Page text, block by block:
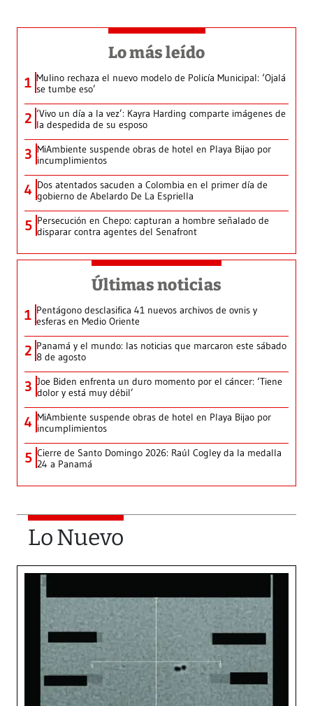
Lo más leído
1 Mulino rechaza el nuevo modelo de Policía Municipal: ‘Ojalá
se tumbe eso’
2 ‘Vivo un día a la vez’: Kayra Harding comparte imágenes de
la despedida de su esposo
3 MiAmbiente suspende obras de hotel en Playa Bijao por
incumplimientos
4 Dos atentados sacuden a Colombia en el primer día de
gobierno de Abelardo De La Espriella
5 Persecución en Chepo: capturan a hombre señalado de
disparar contra agentes del Senafront
Últimas noticias
1 Pentágono desclasifica 41 nuevos archivos de ovnis y
esferas en Medio Oriente
2 Panamá y el mundo: las noticias que marcaron este sábado
8 de agosto
3 Joe Biden enfrenta un duro momento por el cáncer: ‘Tiene
dolor y está muy débil’
4 MiAmbiente suspende obras de hotel en Playa Bijao por
incumplimientos
5 Cierre de Santo Domingo 2026: Raúl Cogley da la medalla
24 a Panamá
Lo Nuevo